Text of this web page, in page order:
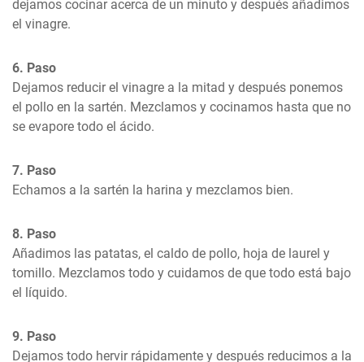
dejamos cocinar acerca de un minuto y después añadimos
el vinagre.
6. Paso
Dejamos reducir el vinagre a la mitad y después ponemos
el pollo en la sartén. Mezclamos y cocinamos hasta que no
se evapore todo el ácido.
7. Paso
Echamos a la sartén la harina y mezclamos bien.
8. Paso
Añadimos las patatas, el caldo de pollo, hoja de laurel y
tomillo. Mezclamos todo y cuidamos de que todo está bajo
el líquido.
9. Paso
Dejamos todo hervir rápidamente y después reducimos a la